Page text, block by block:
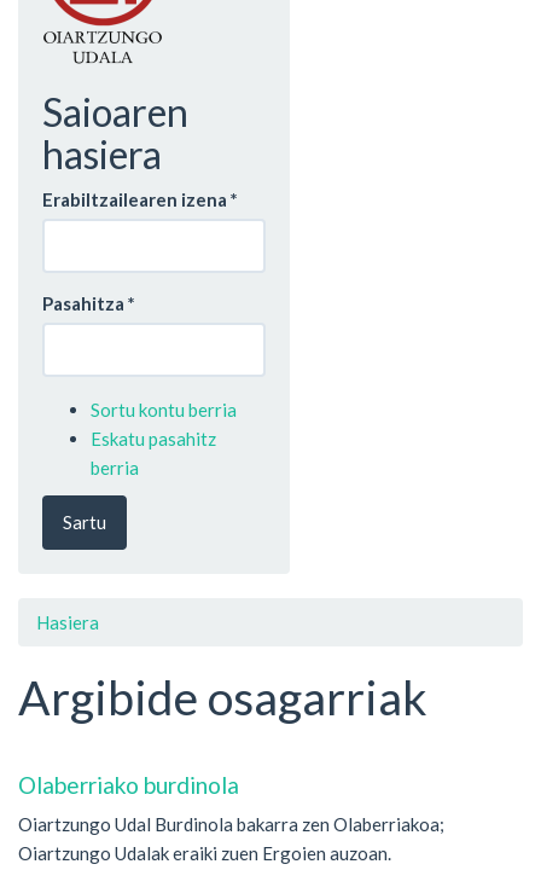
Saioaren
hasiera
Erabiltzailearen izena *
Pasahitza *
Sortu kontu berria
Eskatu pasahitz
berria
Sartu
Hasiera
Argibide osagarriak
Olaberriako burdinola
Oiartzungo Udal Burdinola bakarra zen Olaberriakoa;
Oiartzungo Udalak eraiki zuen Ergoien auzoan.